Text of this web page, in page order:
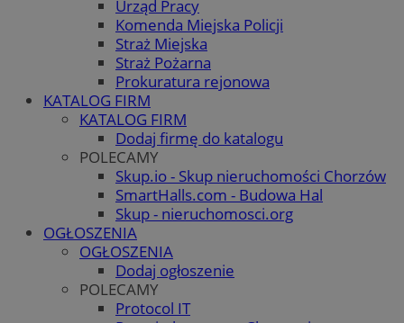
Urząd Pracy
Komenda Miejska Policji
Straż Miejska
Straż Pożarna
Prokuratura rejonowa
KATALOG FIRM
KATALOG FIRM
Dodaj firmę do katalogu
POLECAMY
Skup.io - Skup nieruchomości Chorzów
SmartHalls.com - Budowa Hal
Skup - nieruchomosci.org
OGŁOSZENIA
OGŁOSZENIA
Dodaj ogłoszenie
POLECAMY
Protocol IT